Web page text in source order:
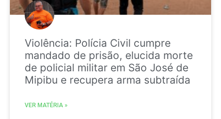
Violência: Polícia Civil cumpre
mandado de prisão, elucida morte
de policial militar em São José de
Mipibu e recupera arma subtraída
VER MATÉRIA »